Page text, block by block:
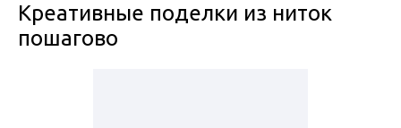
Креативные поделки из ниток
пошагово